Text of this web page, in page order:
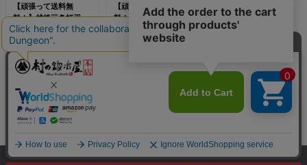
【頑張って送料無
料！】越後三条打刃
物 水野製作所作 ハ
ンドアックス450g 白
樫36...
11,550円
【頑張って送料無
料！】越後三条打刃
物 水野製作所作 焼
曲柄割込地型鉞（まさ
かり）57...
18,590円 (税込)